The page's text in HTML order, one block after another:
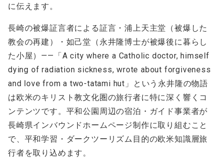
に伝えます。
長崎の被爆証言者による証言・浦上天主堂（被爆した
教会の再建）・如己堂（永井隆博士が被爆後に暮らし
た小屋）——「A city where a Catholic doctor, himself
dying of radiation sickness, wrote about forgiveness
and love from a two-tatami hut」という永井隆の物語
は欧米のキリスト教文化圏の旅行者に特に深く響くコ
ンテンツです。平和公園周辺の宿泊・ガイド事業者が
長崎県インバウンドホームページ制作に取り組むこと
で、平和学習・ダークツーリズム目的の欧米知識層旅
行者を取り込めます。